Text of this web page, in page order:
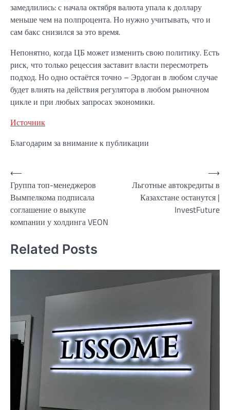
замедлились: с начала октября валюта упала к доллару
меньше чем на полпроцента. Но нужно учитывать, что и
сам бакс снизился за это время.
Непонятно, когда ЦБ может изменить свою политику. Есть
риск, что только рецессия заставит власти пересмотреть
подход. Но одно остаётся точно – Эрдоган в любом случае
будет влиять на действия регулятора в любом рыночном
цикле и при любых запросах экономики.
Источник
Благодарим за внимание к публикации
Навигация
по
записям
⟵
Группа топ-менеджеров
Вымпелкома подписала
соглашение о выкупе
компании у холдинга VEON
Льготные автокредиты в
Казахстане останутся |
InvestFuture
⟶
Related Posts